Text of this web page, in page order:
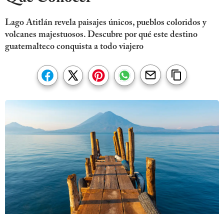
Lago Atitlán revela paisajes únicos, pueblos coloridos y
volcanes majestuosos. Descubre por qué este destino
guatemalteco conquista a todo viajero